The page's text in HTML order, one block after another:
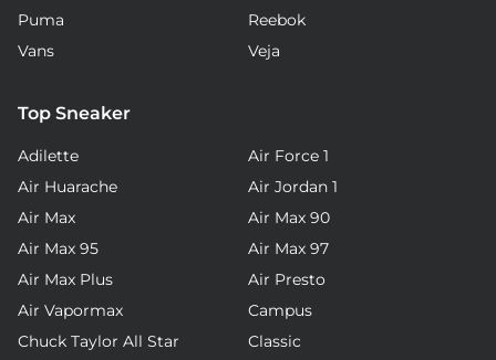
Puma
Reebok
Vans
Veja
Top Sneaker
Adilette
Air Force 1
Air Huarache
Air Jordan 1
Air Max
Air Max 90
Air Max 95
Air Max 97
Air Max Plus
Air Presto
Air Vapormax
Campus
Chuck Taylor All Star
Classic